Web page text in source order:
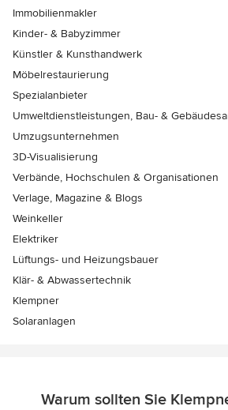
Immobilienmakler
Kinder- & Babyzimmer
Künstler & Kunsthandwerk
Möbelrestaurierung
Spezialanbieter
Umweltdienstleistungen, Bau- &
Umzugsunternehmen
3D-Visualisierung
Verbände, Hochschulen & Organisationen
Verlage, Magazine & Blogs
Weinkeller
Elektriker
Lüftungs- und Heizungsbauer
Klär- & Abwassertechnik
Klempner
Solaranlagen
Warum sollten Sie